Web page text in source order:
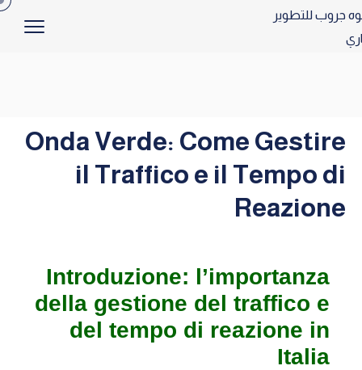
Onda Verde: Come Gestire
il Traffico e il Tempo di
Reazione
Introduzione: l’importanza
della gestione del traffico e
del tempo di reazione in
Italia